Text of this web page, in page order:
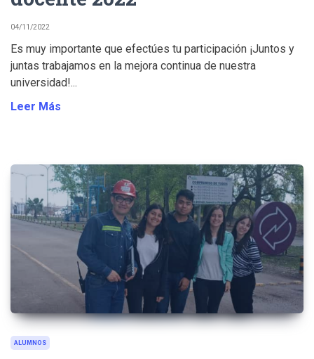
04/11/2022
Es muy importante que efectúes tu participación ¡Juntos y
juntas trabajamos en la mejora continua de nuestra
universidad!...
Leer Más
ALUMNOS